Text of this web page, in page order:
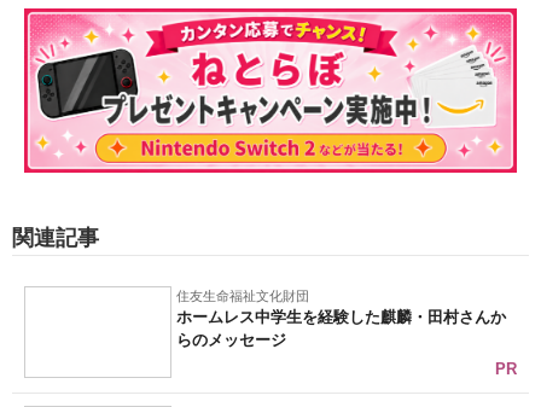
関連記事
住友生命福祉文化財団
ホームレス中学生を経験した麒麟・田村さんか
らのメッセージ
PR